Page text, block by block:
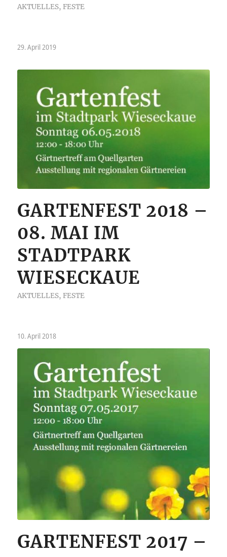
AKTUELLES, FESTE
29. April 2019
GARTENFEST 2018 –
08. MAI IM
STADTPARK
WIESECKAUE
AKTUELLES, FESTE
10. April 2018
GARTENFEST 2017 –